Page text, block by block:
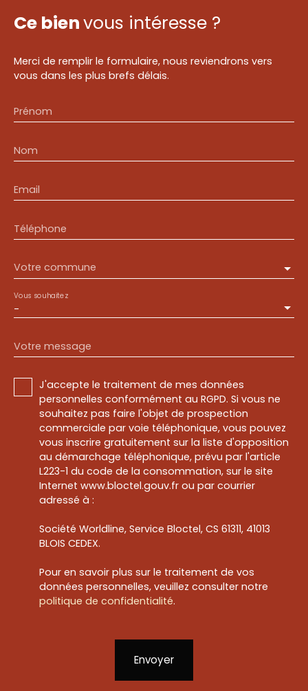
Ce bienvous intéresse ?
Merci de remplir le formulaire, nous reviendrons vers
vous dans les plus brefs délais.
Prénom
Nom
Email
Téléphone
Votre commune
-
Vous souhaitez
Votre message
J'accepte le traitement de mes données
personnelles conformément au RGPD. Si vous ne
souhaitez pas faire l'objet de prospection
commerciale par voie téléphonique, vous pouvez
vous inscrire gratuitement sur la liste d'opposition
au démarchage téléphonique, prévu par l'article
L223-1 du code de la consommation, sur le site
Internet www.bloctel.gouv.fr ou par courrier
adressé à :
Société Worldline, Service Bloctel, CS 61311, 41013
BLOIS CEDEX.
Pour en savoir plus sur le traitement de vos
données personnelles, veuillez consulter notre
politique de confidentialité.
Envoyer